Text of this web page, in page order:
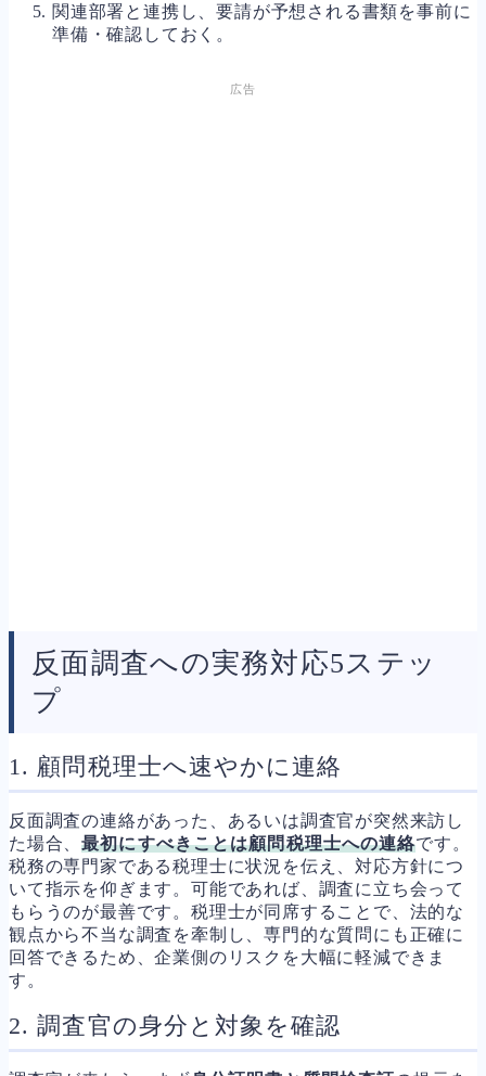
関連部署と連携し、要請が予想される書類を事前に
準備・確認しておく。
広告
反面調査への実務対応5ステッ
プ
1. 顧問税理士へ速やかに連絡
反面調査の連絡があった、あるいは調査官が突然来訪し
た場合、最初にすべきことは顧問税理士への連絡です。
税務の専門家である税理士に状況を伝え、対応方針につ
いて指示を仰ぎます。可能であれば、調査に立ち会って
もらうのが最善です。税理士が同席することで、法的な
観点から不当な調査を牽制し、専門的な質問にも正確に
回答できるため、企業側のリスクを大幅に軽減できま
す。
2. 調査官の身分と対象を確認